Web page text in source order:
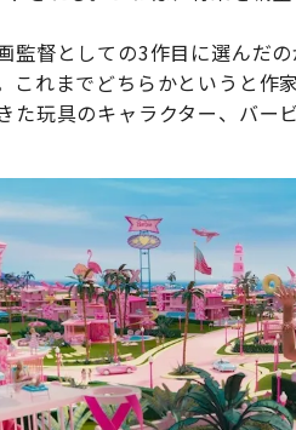
監督としての3作目に選んだ
これまでどちらかというと作
た玩具のキャラクター、バ